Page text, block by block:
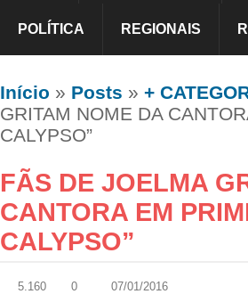
POLÍTICA REGIONAIS
Início » Posts » +
GRITAM NOME DA
CALYPSO”
FÃS DE JOELMA
CANTORA EM
CALYPSO”
5.160 0 07/01/2016